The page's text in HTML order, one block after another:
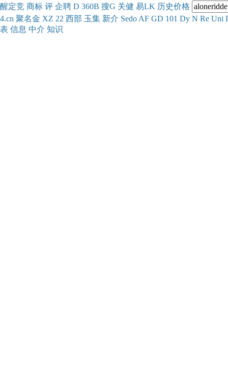
醒定竞 商标 评 企聘 D 360B 搜G 关健 易LK 历史价格
4.cn 聚名金 XZ 22 西部 玉集 新介 Sedo AF GD 101 Dy N Re Uni
表 信息 中介 知识